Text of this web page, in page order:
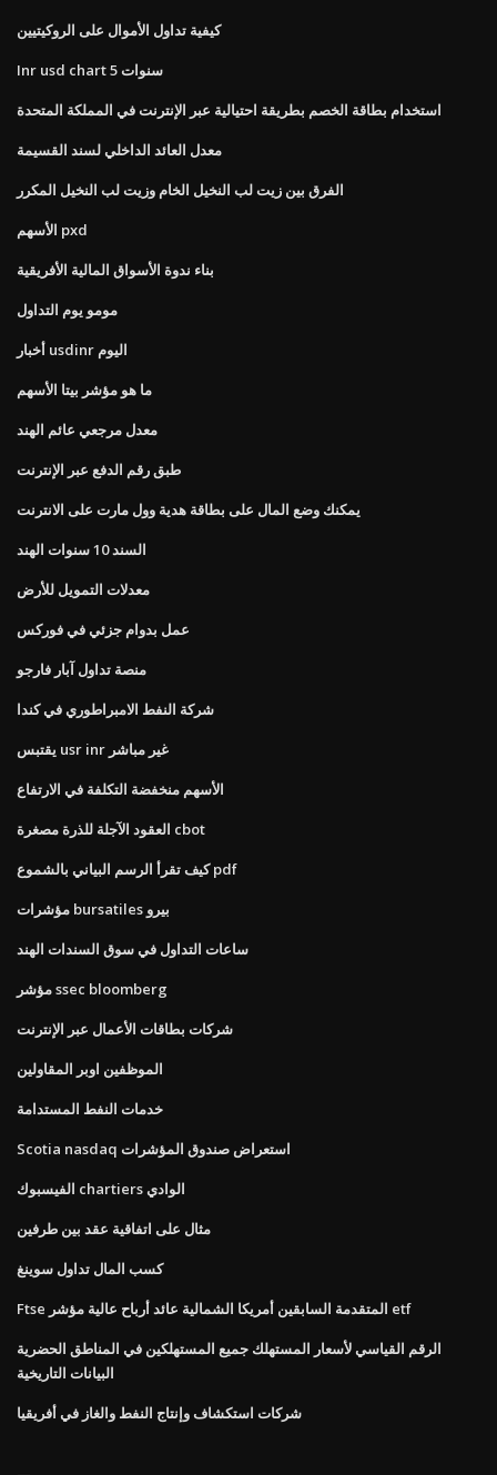
كيفية تداول الأموال على الروكيتيين
Inr usd chart 5 سنوات
استخدام بطاقة الخصم بطريقة احتيالية عبر الإنترنت في المملكة المتحدة
معدل العائد الداخلي لسند القسيمة
الفرق بين زيت لب النخيل الخام وزيت لب النخيل المكرر
الأسهم pxd
بناء ندوة الأسواق المالية الأفريقية
مومو يوم التداول
أخبار usdinr اليوم
ما هو مؤشر بيتا الأسهم
معدل مرجعي عائم الهند
طبق رقم الدفع عبر الإنترنت
يمكنك وضع المال على بطاقة هدية وول مارت على الانترنت
السند 10 سنوات الهند
معدلات التمويل للأرض
عمل بدوام جزئي في فوركس
منصة تداول آبار فارجو
شركة النفط الامبراطوري في كندا
يقتبس usr inr غير مباشر
الأسهم منخفضة التكلفة في الارتفاع
العقود الآجلة للذرة مصغرة cbot
كيف تقرأ الرسم البياني بالشموع pdf
مؤشرات bursatiles بيرو
ساعات التداول في سوق السندات الهند
مؤشر ssec bloomberg
شركات بطاقات الأعمال عبر الإنترنت
الموظفين اوبر المقاولين
خدمات النفط المستدامة
Scotia nasdaq استعراض صندوق المؤشرات
الفيسبوك chartiers الوادي
مثال على اتفاقية عقد بين طرفين
كسب المال تداول سوينغ
Ftse المتقدمة السابقين أمريكا الشمالية عائد أرباح عالية مؤشر etf
الرقم القياسي لأسعار المستهلك جميع المستهلكين في المناطق الحضرية
البيانات التاريخية
شركات استكشاف وإنتاج النفط والغاز في أفريقيا